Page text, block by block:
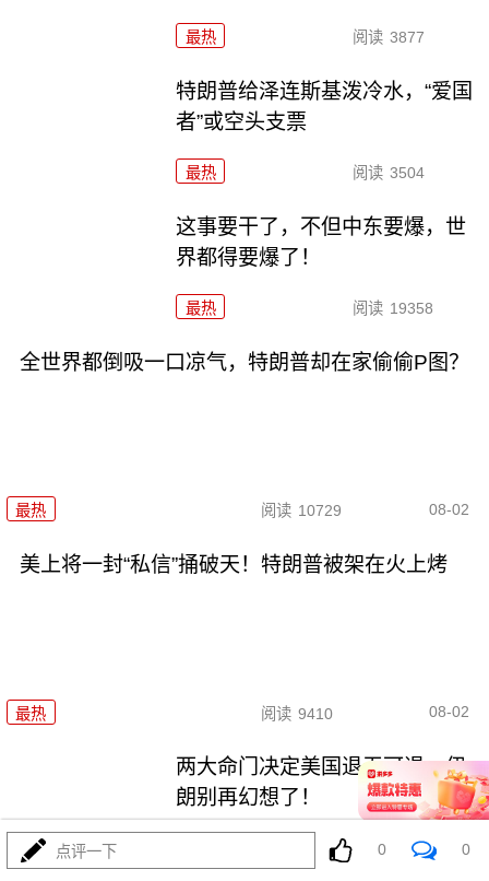
最热 阅读 3877
特朗普给泽连斯基泼冷水，“爱国
者”或空头支票
最热 阅读 3504
这事要干了，不但中东要爆，世
界都得要爆了！
最热 阅读 19358
全世界都倒吸一口凉气，特朗普却在家偷偷P图？
最热 阅读 10729 08-02
美上将一封“私信”捅破天！特朗普被架在火上烤
最热 阅读 9410 08-02
两大命门决定美国退无可退，伊
朗别再幻想了！
阅读 7018
点评一下 0 0